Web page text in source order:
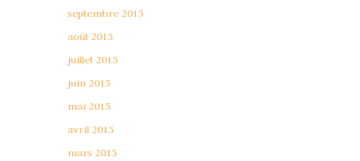
septembre 2015
août 2015
juillet 2015
juin 2015
mai 2015
avril 2015
mars 2015